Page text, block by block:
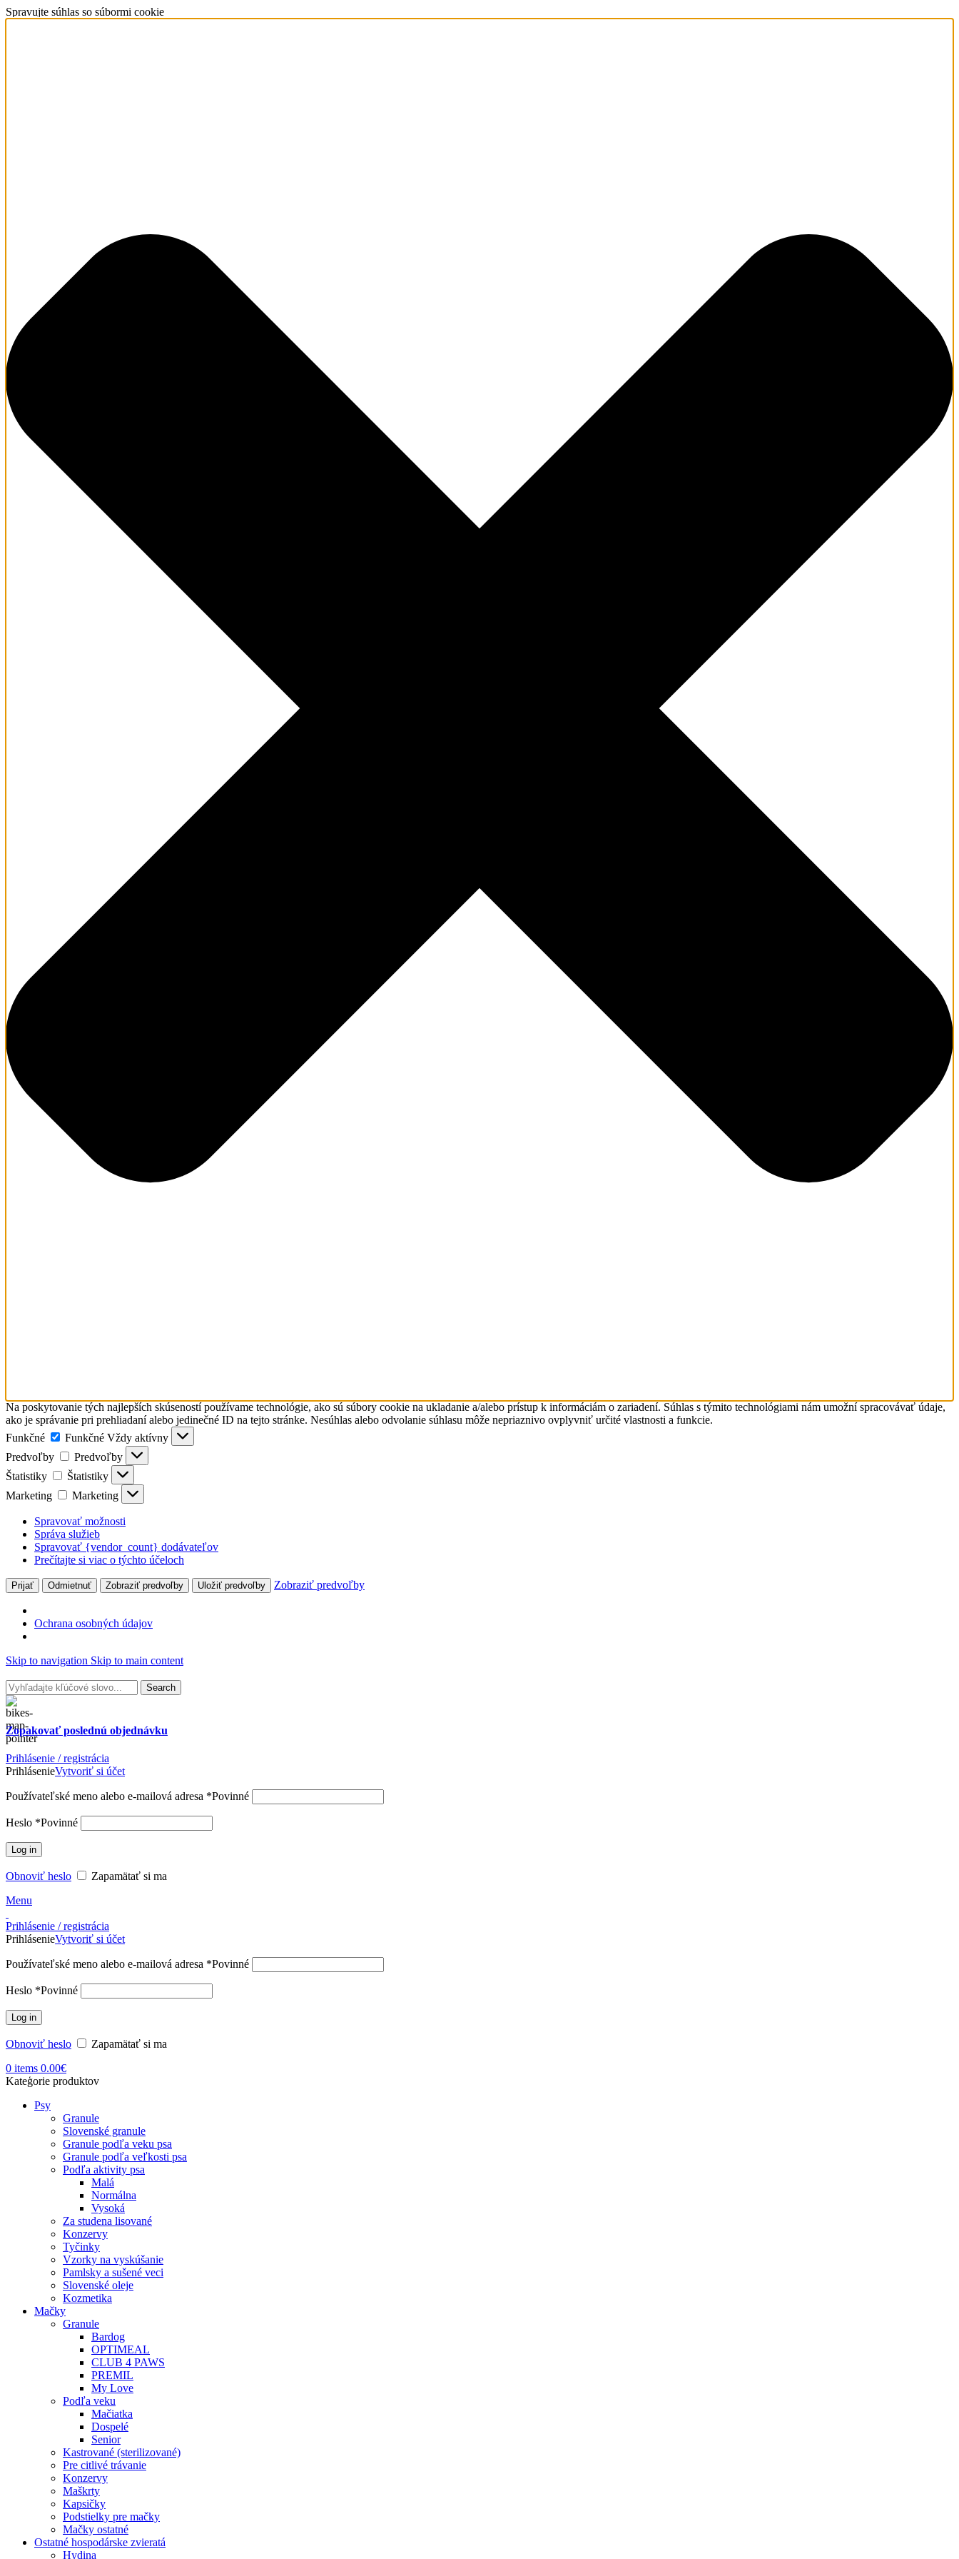
Spravujte súhlas so súbormi cookie
Na poskytovanie tých najlepších skúseností používame technológie, ako sú súbory cookie na ukladanie a/alebo prístup k informáciám o zariadení. Súhlas s týmito technológiami nám umožní spracovávať údaje,
ako je správanie pri prehliadaní alebo jedinečné ID na tejto stránke. Nesúhlas alebo odvolanie súhlasu môže nepriaznivo ovplyvniť určité vlastnosti a funkcie.
Funkčné
Funkčné Vždy aktívny
Predvoľby
Predvoľby
Štatistiky
Štatistiky
Marketing
Marketing
Spravovať možnosti
Správa služieb
Spravovať {vendor_count} dodávateľov
Prečítajte si viac o týchto účeloch
Prijať Odmietnuť Zobraziť predvoľby Uložiť predvoľby Zobraziť predvoľby
Ochrana osobných údajov
Skip to navigation Skip to main content
Search
Zopakovať poslednú objednávku
Prihlásenie / registrácia
PrihlásenieVytvoriť si účet
Používateľské meno alebo e-mailová adresa *Povinné
Heslo *Povinné
Log in
Obnoviť heslo
Zapamätať si ma
Menu
Prihlásenie / registrácia
PrihlásenieVytvoriť si účet
Používateľské meno alebo e-mailová adresa *Povinné
Heslo *Povinné
Log in
Obnoviť heslo
Zapamätať si ma
0 items 0.00€
Kateģorie produktov
Psy
Granule
Slovenské granule
Granule podľa veku psa
Granule podľa veľkosti psa
Podľa aktivity psa
Malá
Normálna
Vysoká
Za studena lisované
Konzervy
Tyčinky
Vzorky na vyskúšanie
Pamlsky a sušené veci
Slovenské oleje
Kozmetika
Mačky
Granule
Bardog
OPTIMEAL
CLUB 4 PAWS
PREMIL
My Love
Podľa veku
Mačiatka
Dospelé
Senior
Kastrované (sterilizované)
Pre citlivé trávanie
Konzervy
Maškrty
Kapsičky
Podstielky pre mačky
Mačky ostatné
Ostatné hospodárske zvieratá
Hydina